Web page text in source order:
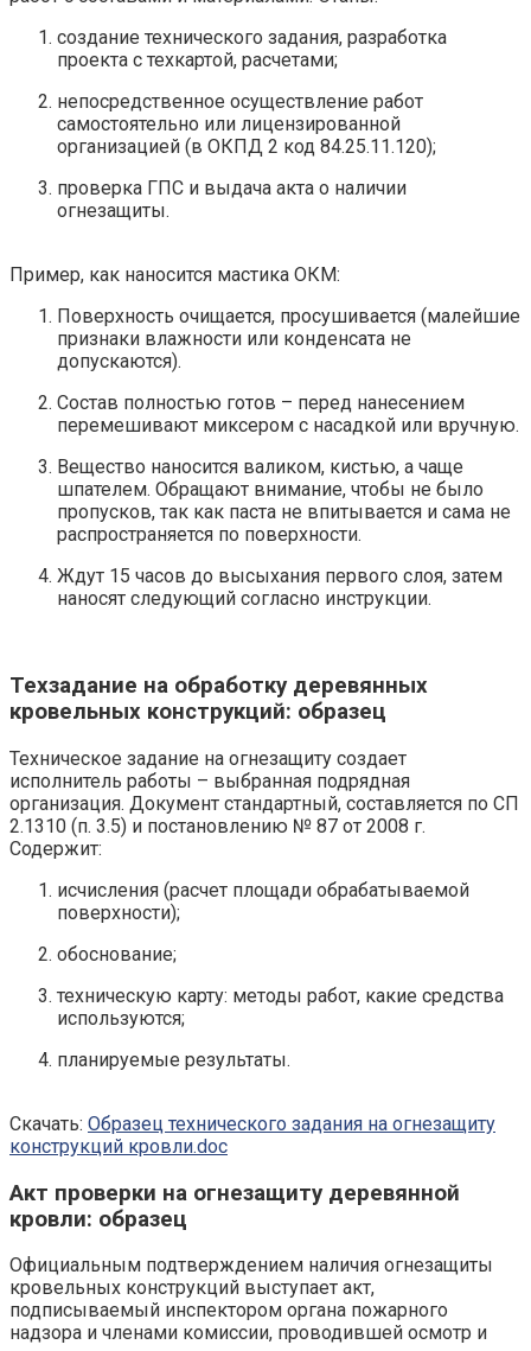
создание технического задания, разработка
проекта с техкартой, расчетами;
непосредственное осуществление работ
самостоятельно или лицензированной
организацией (в ОКПД 2 код 84.25.11.120);
проверка ГПС и выдача акта о наличии
огнезащиты.
Пример, как наносится мастика ОКМ:
Поверхность очищается, просушивается (малейшие
признаки влажности или конденсата не
допускаются).
Состав полностью готов – перед нанесением
перемешивают миксером с насадкой или вручную.
Вещество наносится валиком, кистью, а чаще
шпателем. Обращают внимание, чтобы не было
пропусков, так как паста не впитывается и сама не
распространяется по поверхности.
Ждут 15 часов до высыхания первого слоя, затем
наносят следующий согласно инструкции.
Техзадание на обработку деревянных
кровельных конструкций: образец
Техническое задание на огнезащиту создает
исполнитель работы – выбранная подрядная
организация. Документ стандартный, составляется по СП
2.1310 (п. 3.5) и постановлению № 87 от 2008 г.
Содержит:
исчисления (расчет площади обрабатываемой
поверхности);
обоснование;
техническую карту: методы работ, какие средства
используются;
планируемые результаты.
Скачать: Образец технического задания на огнезащиту
конструкций кровли.doc
Акт проверки на огнезащиту деревянной
кровли: образец
Официальным подтверждением наличия огнезащиты
кровельных конструкций выступает акт,
подписываемый инспектором органа пожарного
надзора и членами комиссии, проводившей осмотр и